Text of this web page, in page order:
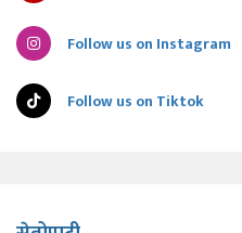
Follow us on Instagram
Follow us on Tiktok